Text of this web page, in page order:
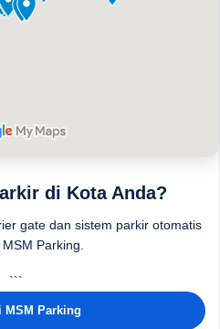
di Kota Anda?
gate dan sistem parkir otomatis
Parking.
```
MSM Parking